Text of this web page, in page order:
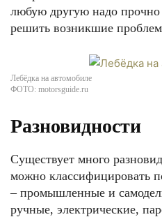
любую другую надо прочно
решить возникшие
Лебёдка на автомобиле
ФОТО: motorsguide.ru
Разновидности
Существует много
можно классифицировать
– промышленные и
ручные, электрические,